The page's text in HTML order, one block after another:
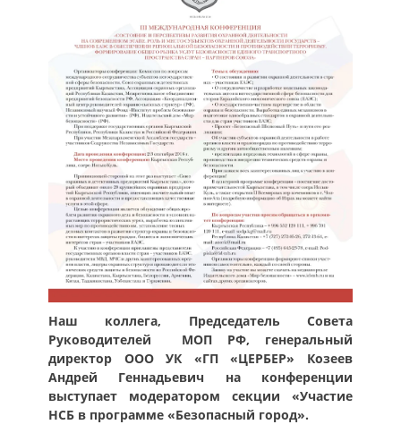
Наш коллега, Председатель Совета
Руководителей МОП РФ, генеральный
директор ООО УК «ГП «ЦЕРБЕР» Козеев
Андрей Геннадьевич на конференции
выступает модератором секции «Участие
НСБ в программе «Безопасный город».